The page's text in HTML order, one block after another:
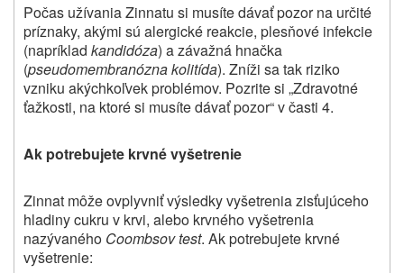
Počas užívania Zinnatu si musíte dávať pozor na určité
príznaky, akými sú alergické reakcie, plesňové infekcie
(napríklad kandidóza) a závažná hnačka
(pseudomembranózna kolitída). Zníži sa tak riziko
vzniku akýchkoľvek problémov. Pozrite si „Zdravotné
ťažkosti, na ktoré si musíte dávať pozor“ v časti 4.
Ak potrebujete krvné vyšetrenie
Zinnat môže ovplyvniť výsledky vyšetrenia zisťujúceho
hladiny cukru v krvi, alebo krvného vyšetrenia
nazývaného Coombsov test. Ak potrebujete krvné
vyšetrenie: